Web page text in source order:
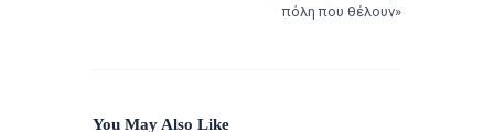
πόλη που θέλουν»
You May Also Like